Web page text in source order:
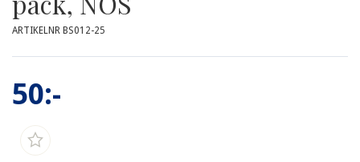
ARTIKELNR BS012-25
50:-